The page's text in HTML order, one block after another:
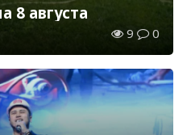
8 августа
9 0